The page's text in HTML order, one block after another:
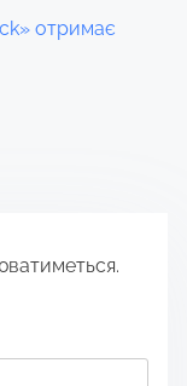
отримає